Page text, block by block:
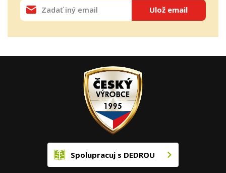
Ulož email
Spolupracuj s DEDROU